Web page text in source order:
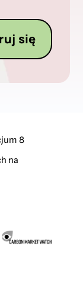
się
8
na